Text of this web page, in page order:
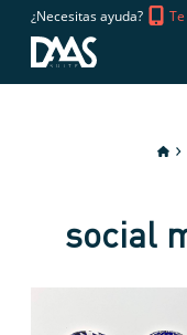
¿Necesitas ayuda?
social